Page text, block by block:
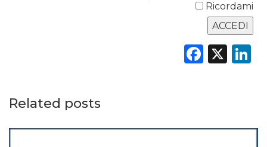
Ricordami
X
Related posts